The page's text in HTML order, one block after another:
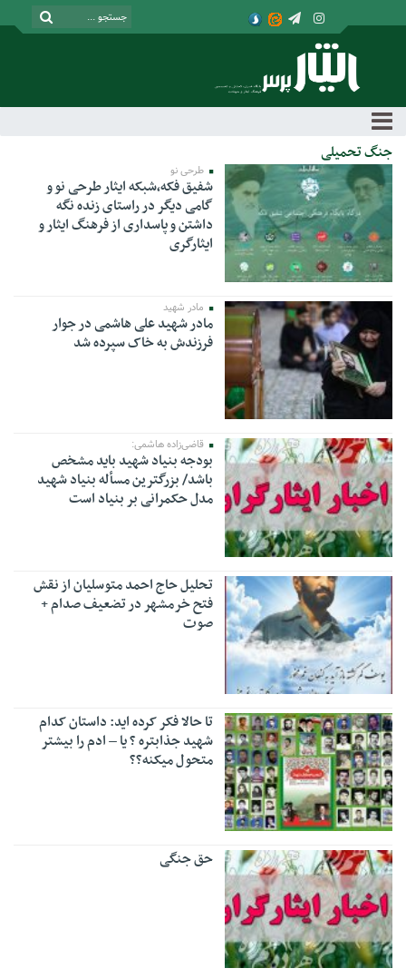
جنگ تحمیلی
طرحی نو
شفیق فکه،شبکه ایثار طرحی نو و
گامی دیگر در راستای زنده نگه
داشتن و پاسداری از فرهنگ ایثار و
ایثارگری
مادر شهید
مادر شهید علی هاشمی در جوار
فرزندش به خاک سپرده شد
قاضی‌زاده هاشمی:
بودجه بنیاد شهید باید مشخص
باشد/ بزرگترین مسأله بنیاد شهید
مدل حکمرانی بر بنیاد است
تحلیل حاج احمد متوسلیان از نقش
فتح خرمشهر در تضعیف صدام +
صوت
تا حالا فکر کرده اید: داستان کدام
شهید جذابتره ؟ یا – ادم را بیشتر
متحول میکنه؟؟
حق جنگی